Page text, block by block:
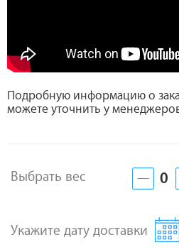
Подробную информацию о
можете уточнить у
Выбрать вес 0
Укажите дату доставки